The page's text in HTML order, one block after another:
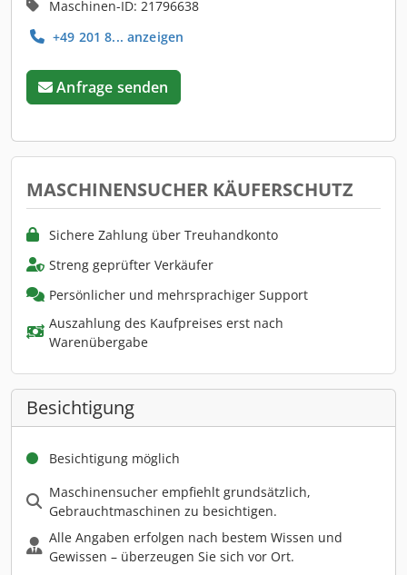
Maschinen-ID: 21796638
+49 201 8... anzeigen
Anfrage senden
MASCHINENSUCHER KÄUFERSCHUTZ
Sichere Zahlung über Treuhandkonto
Streng geprüfter Verkäufer
Persönlicher und mehrsprachiger Support
Auszahlung des Kaufpreises erst nach
Warenübergabe
Besichtigung
Besichtigung möglich
Maschinensucher empfiehlt grundsätzlich,
Gebrauchtmaschinen zu besichtigen.
Alle Angaben erfolgen nach bestem Wissen und
Gewissen – überzeugen Sie sich vor Ort.